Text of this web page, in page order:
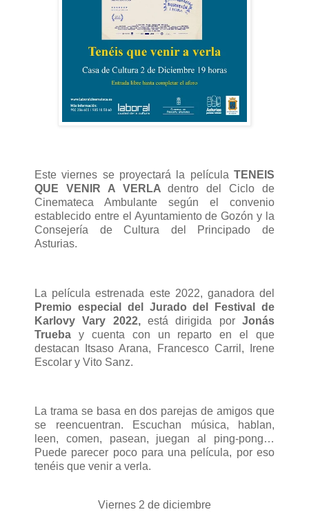
Este viernes se proyectará la película TENEIS
QUE VENIR A VERLAdentro del Ciclo de
Cinemateca Ambulante según el convenio
establecido entre el Ayuntamiento de Gozón y la
Consejería de Cultura del Principado de
Asturias.
La película estrenada este 2022, ganadora del
Premio especial del Jurado del Festival de
Karlovy Vary 2022,está dirigida porJonás
Trueba y cuenta con un reparto en el que
destacan Itsaso Arana, Francesco Carril, Irene
Escolar y Vito Sanz.
La trama se basa en dos parejas de amigos que
se reencuentran. Escuchan música, hablan,
leen, comen, pasean, juegan al ping-pong…
Puede parecer poco para una película, por eso
tenéis que venir a verla.
Viernes 2 de diciembre